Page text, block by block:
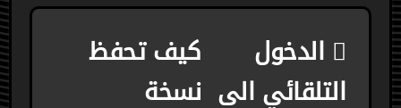
تصفّح
المقالات
الدخول
التلقائي الى
كيف تحفظ
نسخة